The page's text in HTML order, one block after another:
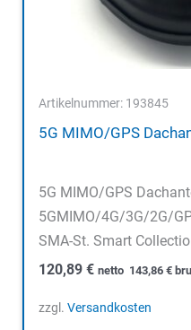
Artikelnummer: 193845
5G MIMO/GPS
5G MIMO/GPS
5GMIMO/4G/3G/2G/
SMA-St. Smart
120,89 € netto 143,86 €
zzgl. Versandkosten